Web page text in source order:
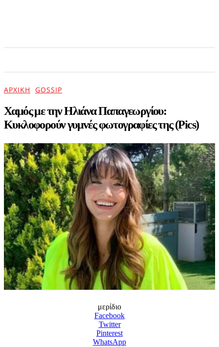
ΑΡΧΙΚΉ GOSSIP
Χαμός με την Ηλιάνα Παπαγεωργίου:
Κυκλοφορούν γυμvές φωτογραφίες της (Pics)
μερίδιο
Facebook
Twitter
Pinterest
WhatsApp